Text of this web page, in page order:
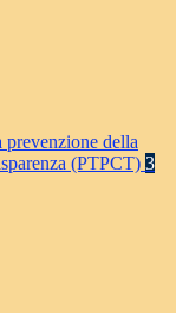
prevenzione della
(PTPCT) 3